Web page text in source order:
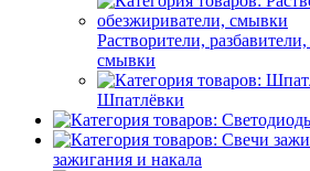
Растворители,
смывки
Шпатлёвки
зажигания и накала